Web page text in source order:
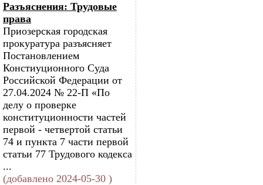
Разъяснения: Трудовые
права
Приозерская городская
прокуратура разъясняет
Постановлением
Констиуционного Суда
Российской Федерации от
27.04.2024 № 22-П «По
делу о проверке
конституционности частей
первой - четвертой статьи
74 и пункта 7 части первой
статьи 77 Трудового кодекса
...
(добавлено 2024-05-30 )